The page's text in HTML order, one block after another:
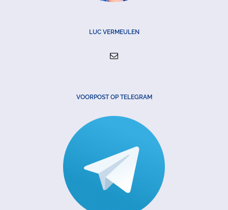
LUC VERMEULEN
VOORPOST OP TELEGRAM